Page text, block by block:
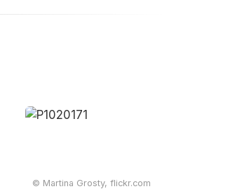
© Martina Grosty, flickr.com